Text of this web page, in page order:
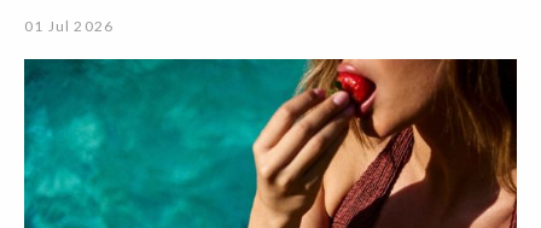
01 Jul 2026